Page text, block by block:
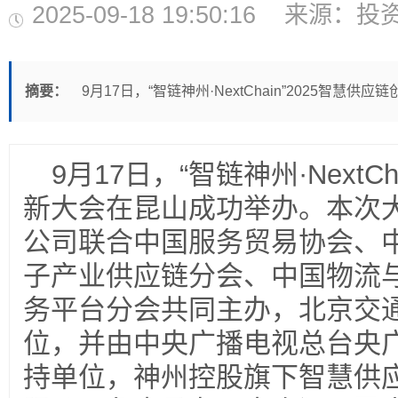
2025-09-18 19:50:16 来源：
摘要： 9月17日，“智链神州·NextChain”2025智慧供应
9月17日，“智链神州
新大会在昆山成功举办。本次
公司联合中国服务贸易协会、
子产业供应链分会、中国物流
务平台分会共同主办，北京交
位，并由中央广播电视总台央
持单位，神州控股旗下智慧供